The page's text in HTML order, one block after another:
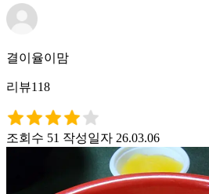
결이율이맘
리뷰118
조회수 51 작성일자 26.03.06